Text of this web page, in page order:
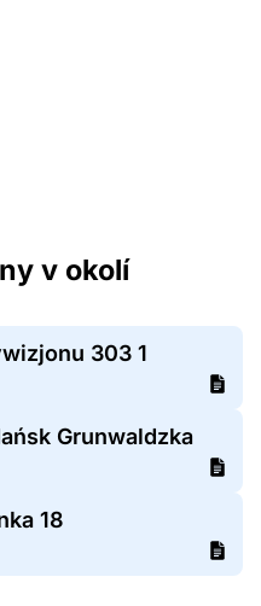
v okolí
303 1
Grunwaldzka
18